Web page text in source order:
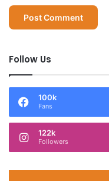
Follow Us
100k
Fans
122k
Followers